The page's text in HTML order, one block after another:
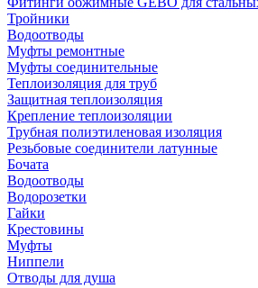
Тройники
Водоотводы
Муфты ремонтные
Муфты соединительные
Теплоизоляция для труб
Защитная теплоизоляция
Крепление теплоизоляции
Трубная полиэтиленовая изоляция
Резьбовые соединители латунные
Бочата
Водоотводы
Водорозетки
Гайки
Крестовины
Муфты
Ниппели
Отводы для душа